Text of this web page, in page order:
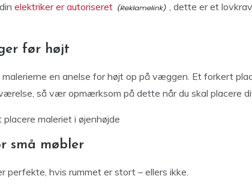
elektriker er autoriseret
, dette er et
før højt
en anelse for højt op på væggen. Et forkert
så vær opmærksom på dette når du skal placere
maleriet i øjenhøjde
små møbler
perfekte, hvis rummet er stort – ellers ikke.